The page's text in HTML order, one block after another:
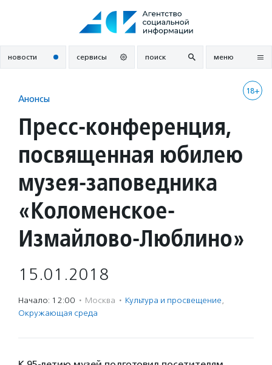
новости сервисы поиск меню
18+
Анонсы
Пресс-конференция,
посвященная юбилею
музея-заповедника
«Коломенское-
Измайлово-Люблино»
15.01.2018
Начало: 12:00 · Москва · Культура и просвещение,
Окружающая среда